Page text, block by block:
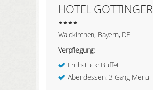
HOTEL GOTTINGER
Waldkirchen, Bayern, DE
Verpflegung:
Frühstück: Buffet
Abendessen: 3 Gang Menü